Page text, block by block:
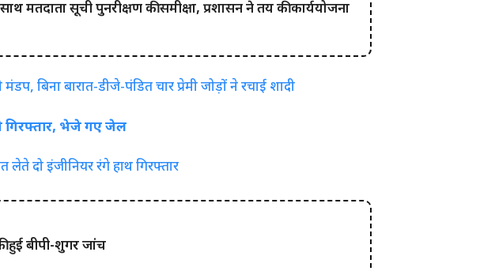
मतदाता सूची पुनरीक्षण की समीक्षा, प्रशासन ने तय की कार्ययोजना
बिना बारात-डीजे-पंडित चार प्रेमी जोड़ों ने रचाई शादी
गिरफ्तार, भेजे गए जेल
लेते दो इंजीनियर रंगे हाथ गिरफ्तार
हुई बीपी-शुगर जांच